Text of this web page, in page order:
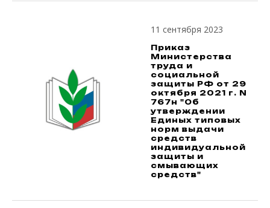
11 сентября 2023
Приказ
Министерства
труда и
социальной
защиты РФ от 29
октября 2021 г. N
767н "Об
утверждении
Единых типовых
норм выдачи
средств
индивидуальной
защиты и
смывающих
средств"